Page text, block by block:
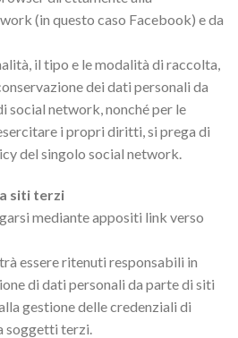
(in questo caso Facebook) e da
il tipo e le modalità di raccolta,
dei dati personali da
social network, nonché per le
i propri diritti, si prega di
del singolo social network.
siti terzi
mediante appositi link verso
essere ritenuti responsabili in
di dati personali da parte di siti
gestione delle credenziali di
soggetti terzi.